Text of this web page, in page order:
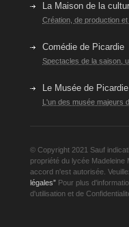
La Maison de la
Création, de production
Comédie de Picardie
Spectacles de la saison,
Le Musée de Picardie
L'un des musée majeurs
© Copyright 2021 Sauf
propriété du lycée
accord n'est autorisée.
légales” Pour plus
d'utilisation et de